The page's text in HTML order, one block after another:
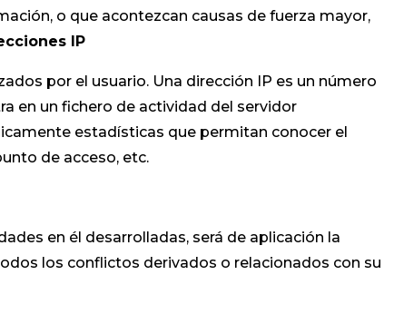
o que acontezcan causas de fuerza mayor,
IP
por el usuario. Una dirección IP es un número
en un fichero de actividad del servidor
estadísticas que permitan conocer el
de acceso, etc.
en él desarrolladas, será de aplicación la
los conflictos derivados o relacionados con su